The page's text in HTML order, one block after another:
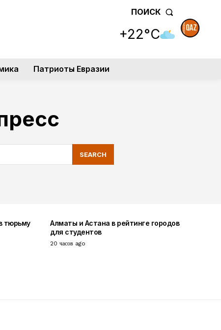
ПОИСК
+22°C
Патриоты Евразии
SEARCH
тюрьму
Алматы и Астана в рейтинге городов
для студентов
20 часов ago